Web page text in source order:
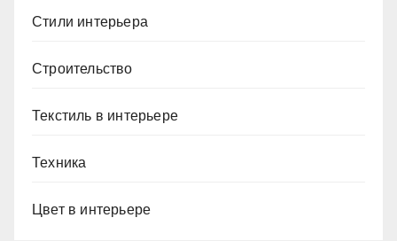
Стили интерьера
Строительство
Текстиль в интерьере
Техника
Цвет в интерьере